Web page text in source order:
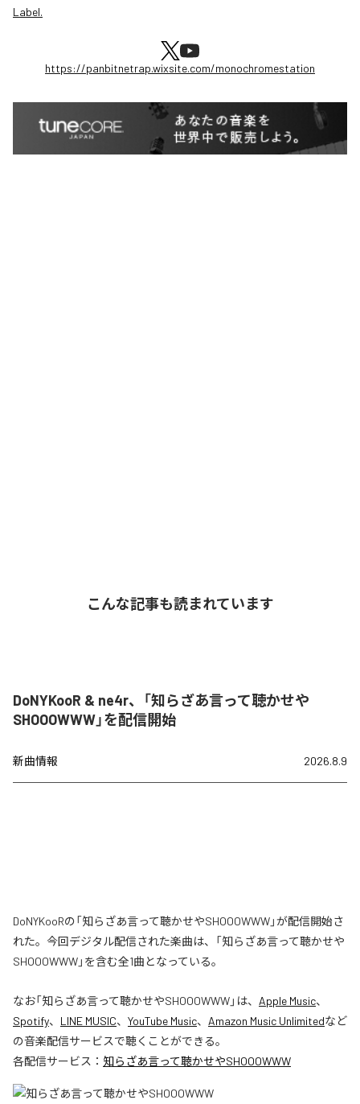
Label.
https://panbitnetrap.wixsite.com/monochromestation
こんな記事も読まれています
DoNYKooR & ne4r、「知らざあ言って聴かせや
SHOOOWWW」を配信開始
新曲情報 2026.8.9
DoNYKooRの「知らざあ言って聴かせやSHOOOWWW」が配信開始さ
れた。今回デジタル配信された楽曲は、「知らざあ言って聴かせや
SHOOOWWW」を含む全1曲となっている。
なお「知らざあ言って聴かせやSHOOOWWW」は、 Apple Music、
Spotify、 LINE MUSIC、 YouTube Music、 Amazon Music Unlimitedなど
の音楽配信サービスで聴くことができる。
各配信サービス： 知らざあ言って聴かせやSHOOOWWW